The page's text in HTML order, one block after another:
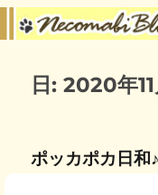
日:2020年11
ポッカポカ日和♪